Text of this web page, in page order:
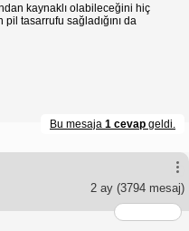
kaynaklı olabileceğini hiç
tasarrufu sağladığını da
Bu mesaja 1 cevap geldi.
2 ay (3794 mesaj)